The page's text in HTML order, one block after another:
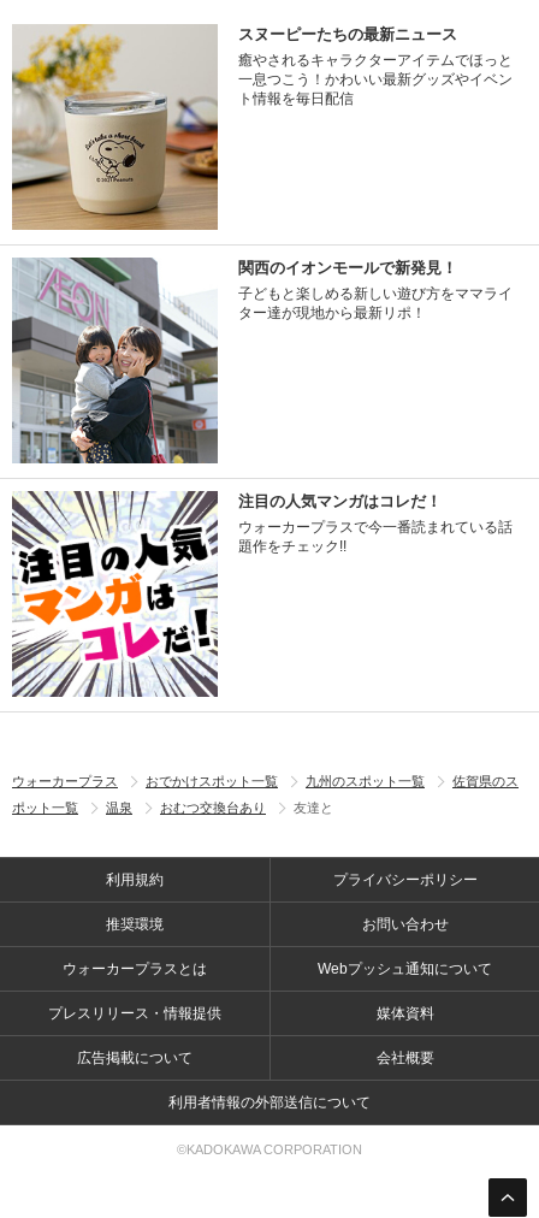
スヌーピーたちの最新ニュース
癒やされるキャラクターアイテムでほっと
一息つこう！かわいい最新グッズやイベン
ト情報を毎日配信
関西のイオンモールで新発見！
子どもと楽しめる新しい遊び方をママライ
ター達が現地から最新リポ！
注目の人気マンガはコレだ！
ウォーカープラスで今一番読まれている話
題作をチェック!!
ウォーカープラス おでかけスポット一覧 九州のスポット一覧
佐賀県のス
ポット一覧
温泉 おむつ交換台あり 友達と
利用規約 プライバシーポリシー
推奨環境 お問い合わせ
ウォーカープラスとは Webプッシュ通知について
プレスリリース・情報提供 媒体資料
広告掲載について 会社概要
利用者情報の外部送信について
©KADOKAWA CORPORATION